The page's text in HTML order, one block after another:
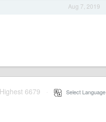
Aug 7, 2019
Highest 6679 Select Language